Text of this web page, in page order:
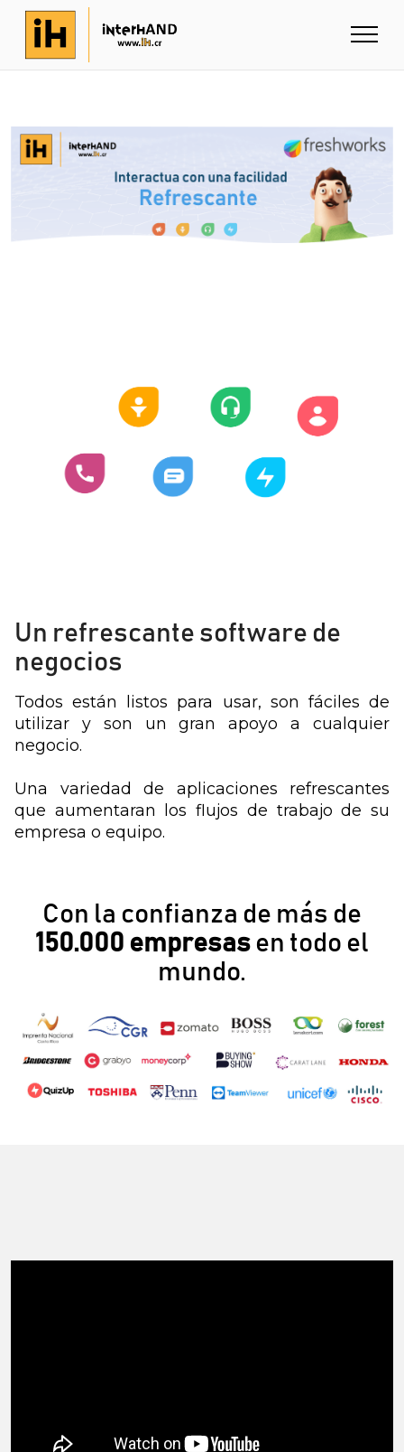
Un refrescante software de
negocios
Todos están listos para usar, son fáciles de
utilizar y son un gran apoyo a cualquier
negocio.
Una variedad de aplicaciones refrescantes
que aumentaran los flujos de trabajo de su
empresa o equipo.
Con la confianza de más de
150.000 empresas en todo el
mundo.